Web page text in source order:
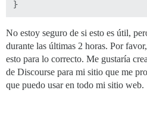
No estoy seguro de si esto es útil,
durante las últimas 2 horas. Por
esto para lo correcto. Me gustaría
de Discourse para mi sitio que me
que puedo usar en todo mi sitio web.